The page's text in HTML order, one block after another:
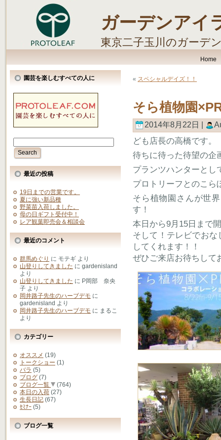
ガーデンアイ
東京二子玉川のガーデ
Home
園芸を楽しむすべての人に
最近の投稿
19日までの営業です。
夏に強い新品種
野菜苗入荷しました。
母の日ギフト受付中！
レア観葉即売会＆相談会
最近のコメント
群馬めぐり に モテギ より
山登りしてきました に gardenisland
より
山登りしてきました に P岡部 奈央
子 より
岡井路子先生のハーブデモ に
gardenisland より
岡井路子先生のハーブデモ に まるこ
より
カテゴリー
オススメ (19)
トークショー (1)
バラ (5)
ブログ (7)
ブログ一覧
(764)
本日の入荷 (27)
生長日記 (67)
ｾﾐﾅｰ (5)
ブログ一覧
« スペシャルデイズ！！
そら植物園
2014年8月22日 |
ども店長の高橋です。
待ちに待った待望の企
プランツハンターとし
プロトリーフとのこら
そら植物園さんが世
す！
本日から9月15日まで
そして！テレビでお
してくれます！！
ぜひご来店お待ちして